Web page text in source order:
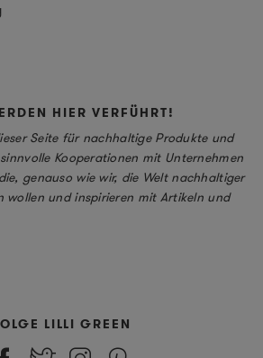
HIER VERFÜHRT!
Seite für nachhaltige Produkte und
Kooperationen mit Unternehmen
genauso wie wir, die Welt nachhaltiger
wollen und inspirieren mit Artikeln und
LILLI GREEN